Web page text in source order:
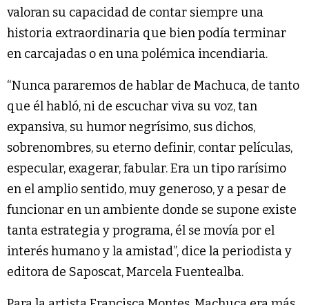
valoran su capacidad de contar siempre una
historia extraordinaria que bien podía terminar
en carcajadas o en una polémica incendiaria.
“Nunca pararemos de hablar de Machuca, de tanto
que él habló, ni de escuchar viva su voz, tan
expansiva, su humor negrísimo, sus dichos,
sobrenombres, su eterno definir, contar películas,
especular, exagerar, fabular. Era un tipo rarísimo
en el amplio sentido, muy generoso, y a pesar de
funcionar en un ambiente donde se supone existe
tanta estrategia y programa, él se movía por el
interés humano y la amistad”, dice la periodista y
editora de Saposcat, Marcela Fuentealba.